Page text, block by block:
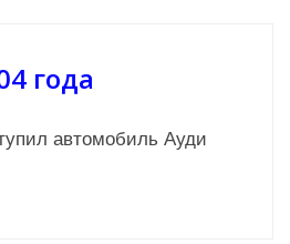
года
автомобиль Ауди